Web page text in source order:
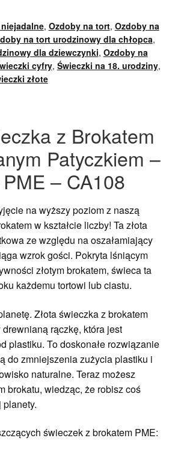
, Ozdoby na tort, Ozdoby na
na tort urodzinowy dla chłopca,
dla dziewczynki, Ozdoby na
cyfry, Świeczki na 18. urodziny,
złote
z Brokatem
Patyczkiem –
– CA108
na wyższy poziom z naszą
w kształcie liczby! Ta złota
ze względu na oszałamiający
wzrok gości. Pokryta lśniącym
złotym brokatem, świeca ta
każdemu tortowi lub ciastu.
Złota świeczka z brokatem
rączkę, która jest
plastiku. To doskonałe rozwiązanie
do zmniejszenia zużycia plastiku i
naturalne. Teraz możesz
brokatu, wiedząc, że robisz coś
świeczek z brokatem PME: